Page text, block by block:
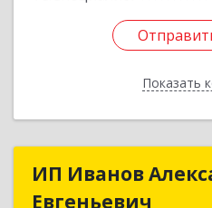
Показать
ИП Иванов
Евгеньевич
ИП